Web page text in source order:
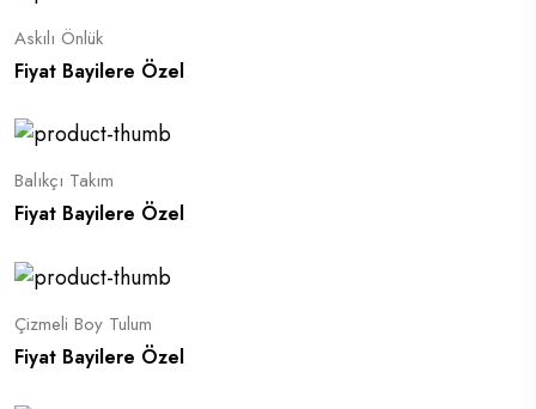
Askılı Önlük
Fiyat Bayilere Özel
Balıkçı Takım
Fiyat Bayilere Özel
Çizmeli Boy Tulum
Fiyat Bayilere Özel